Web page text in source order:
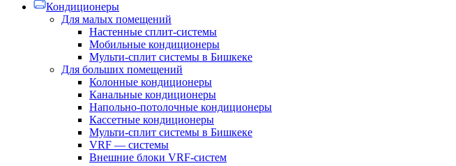
Кондиционеры
Для малых помещений
Настенные сплит-системы
Мобильные кондиционеры
Мульти-сплит системы в Бишкеке
Для больших помещений
Колонные кондиционеры
Канальные кондиционеры
Напольно-потолочные кондиционеры
Кассетные кондиционеры
Мульти-сплит системы в Бишкеке
VRF — системы
Внешние блоки VRF-систем